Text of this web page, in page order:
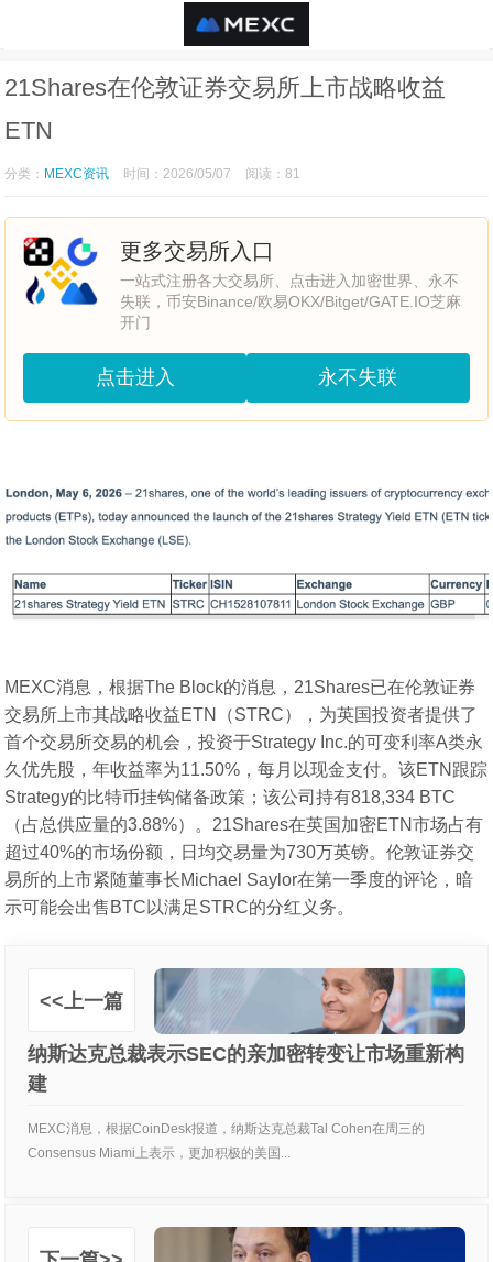
21Shares在伦敦证券交易所上市战略收益
ETN
分类： MEXC资讯 时间：2026/05/07 阅读：81
更多交易所入口
一站式注册各大交易所、点击进入加密世界、永不
失联，币安Binance/欧易OKX/Bitget/GATE.IO芝麻
开门
点击进入 永不失联
MEXC消息，根据The Block的消息，21Shares已在伦敦证券
交易所上市其战略收益ETN（STRC），为英国投资者提供了
首个交易所交易的机会，投资于Strategy Inc.的可变利率A类永
久优先股，年收益率为11.50%，每月以现金支付。该ETN跟踪
Strategy的比特币挂钩储备政策；该公司持有818,334 BTC
（占总供应量的3.88%）。21Shares在英国加密ETN市场占有
超过40%的市场份额，日均交易量为730万英镑。伦敦证券交
易所的上市紧随董事长Michael Saylor在第一季度的评论，暗
示可能会出售BTC以满足STRC的分红义务。
<<上一篇
纳斯达克总裁表示SEC的亲加密转变让市场重新构
建
MEXC消息，根据CoinDesk报道，纳斯达克总裁Tal Cohen在周三的
Consensus Miami上表示，更加积极的美国...